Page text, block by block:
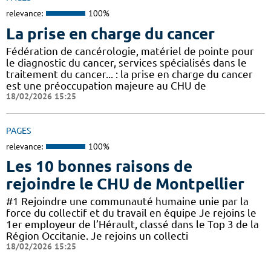
relevance: 100%
La prise en charge du cancer
Fédération de cancérologie, matériel de pointe pour
le diagnostic du cancer, services spécialisés dans le
traitement du cancer... : la prise en charge du cancer
est une préoccupation majeure au CHU de
18/02/2026 15:25
PAGES
relevance: 100%
Les 10 bonnes raisons de
rejoindre le CHU de Montpellier
#1 Rejoindre une communauté humaine unie par la
force du collectif et du travail en équipe Je rejoins le
1er employeur de l’Hérault, classé dans le Top 3 de la
Région Occitanie. Je rejoins un collecti
18/02/2026 15:25